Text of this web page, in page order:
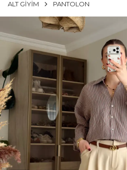
ALT GİYİM PANTOLON